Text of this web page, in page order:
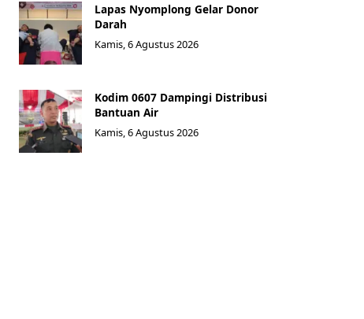
Lapas Nyomplong Gelar Donor
Darah
Kamis, 6 Agustus 2026
Kodim 0607 Dampingi Distribusi
Bantuan Air
Kamis, 6 Agustus 2026